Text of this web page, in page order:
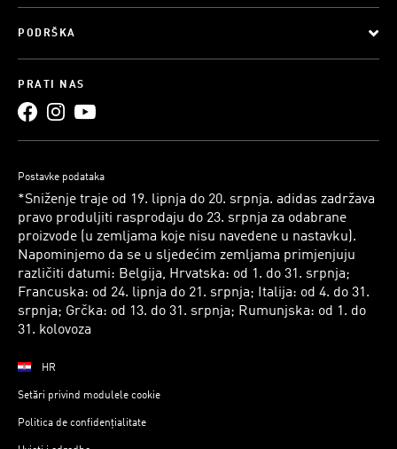
PODRŠKA
PRATI NAS
Postavke podataka
*Sniženje traje od 19. lipnja do 20. srpnja. adidas zadržava
pravo produljiti rasprodaju do 23. srpnja za odabrane
proizvode (u zemljama koje nisu navedene u nastavku).
Napominjemo da se u sljedećim zemljama primjenjuju
različiti datumi: Belgija, Hrvatska: od 1. do 31. srpnja;
Francuska: od 24. lipnja do 21. srpnja; Italija: od 4. do 31.
srpnja; Grčka: od 13. do 31. srpnja; Rumunjska: od 1. do
31. kolovoza
HR
Setări privind modulele cookie
Politica de confidențialitate